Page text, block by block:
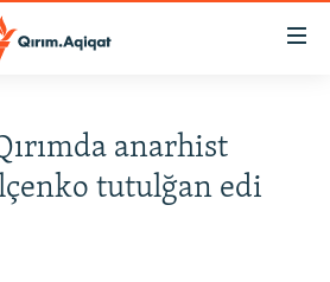
anarhist
tutulğan edi